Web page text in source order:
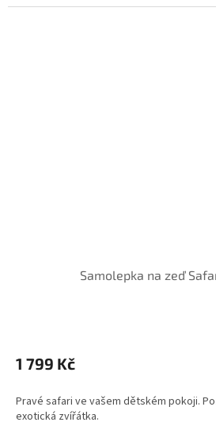
Samolepka na zeď
1 799 Kč
Pravé safari ve vašem dětském pokoji.
exotická zvířátka.